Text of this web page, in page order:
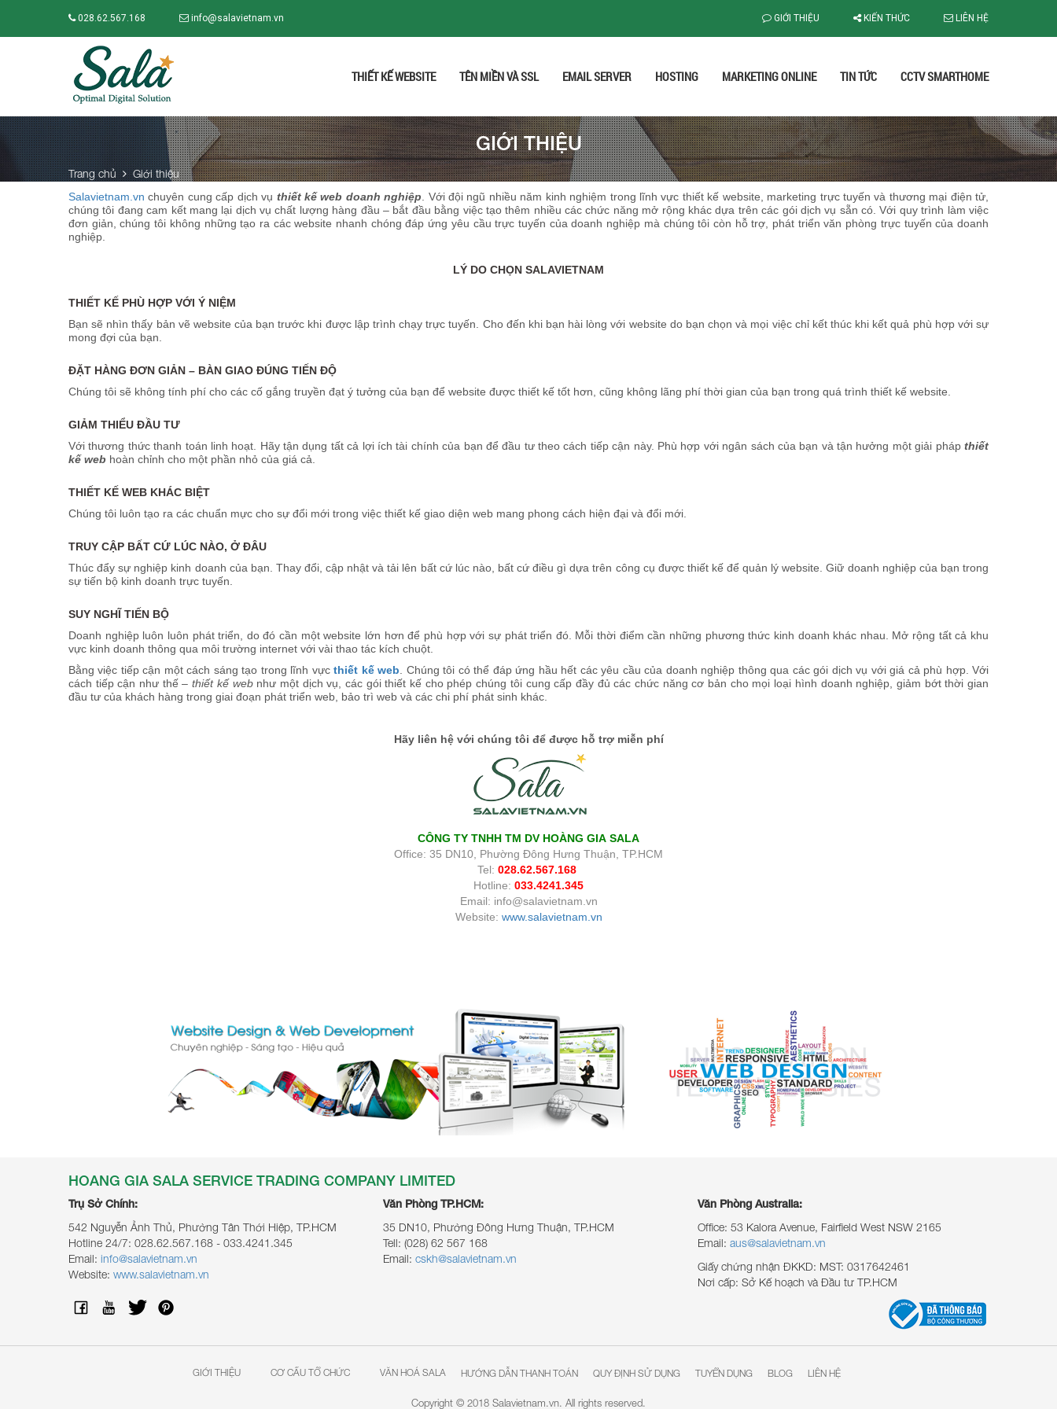
028.62.567.168 info@salavietnam.vn GIỚI THIỆU KIẾN THỨC LIÊN HỆ
THIẾT KẾ WEBSITE TÊN MIỀN VÀ SSL EMAIL SERVER HOSTING MARKETING ONLINE TIN TỨC CCTV SMARTHOME
GIỚI THIỆU
Trang chủ Giới thiệu
Salavietnam.vn chuyên cung cấp dịch vụ thiết kế web doanh nghiệp . Với đội ngũ nhiều năm kinh nghiệm trong lĩnh vực thiết kế website, marketing trực tuyến và thương mại điện tử,
chúng tôi đang cam kết mang lại dịch vụ chất lượng hàng đầu – bắt đầu bằng việc tạo thêm nhiều các chức năng mở rộng khác dựa trên các gói dịch vụ sẵn có. Với quy trình làm việc
đơn giản, chúng tôi không những tạo ra các website nhanh chóng đáp ứng yêu cầu trực tuyến của doanh nghiệp mà chúng tôi còn hỗ trợ, phát triển văn phòng trực tuyến của doanh
nghiệp.
LÝ DO CHỌN SALAVIETNAM
THIẾT KẾ PHÙ HỢP VỚI Ý NIỆM
Bạn sẽ nhìn thấy bản vẽ website của bạn trước khi được lập trình chạy trực tuyến. Cho đến khi bạn hài lòng với website do bạn chọn và mọi việc chỉ kết thúc khi kết quả phù hợp với sự
mong đợi của bạn.
ĐẶT HÀNG ĐƠN GIẢN – BÀN GIAO ĐÚNG TIẾN ĐỘ
Chúng tôi sẽ không tính phí cho các cố gắng truyền đạt ý tưởng của bạn để website được thiết kế tốt hơn, cũng không lãng phí thời gian của bạn trong quá trình thiết kế website.
GIẢM THIỂU ĐẦU TƯ
Với thương thức thanh toán linh hoạt. Hãy tận dụng tất cả lợi ích tài chính của bạn để đầu tư theo cách tiếp cận này. Phù hợp với ngân sách của bạn và tận hưởng một giải pháp thiết
kế web hoàn chỉnh cho một phần nhỏ của giá cả.
THIẾT KẾ WEB KHÁC BIỆT
Chúng tôi luôn tạo ra các chuẩn mực cho sự đổi mới trong việc thiết kế giao diện web mang phong cách hiện đại và đổi mới.
TRUY CẬP BẤT CỨ LÚC NÀO, Ở ĐÂU
Thúc đẩy sự nghiệp kinh doanh của bạn. Thay đổi, cập nhật và tải lên bất cứ lúc nào, bất cứ điều gì dựa trên công cụ được thiết kế để quản lý website. Giữ doanh nghiệp của bạn trong
sự tiến bộ kinh doanh trực tuyến.
SUY NGHĨ TIẾN BỘ
Doanh nghiệp luôn luôn phát triển, do đó cần một website lớn hơn để phù hợp với sự phát triển đó. Mỗi thời điểm cần những phương thức kinh doanh khác nhau. Mở rộng tất cả khu
vực kinh doanh thông qua môi trường internet với vài thao tác kích chuột.
Bằng việc tiếp cận một cách sáng tạo trong lĩnh vựcthiết kế web . Chúng tôi có thể đáp ứng hầu hết các yêu cầu của doanh nghiệp thông qua các gói dịch vụ với giá cả phù hợp. Với
cách tiếp cận như thế –thiết kế webnhư một dịch vụ, các gói thiết kế cho phép chúng tôi cung cấp đầy đủ các chức năng cơ bản cho mọi loại hình doanh nghiệp, giảm bớt thời gian
đầu tư của khách hàng trong giai đoạn phát triển web, bảo trì web và các chi phí phát sinh khác.
Hãy liên hệ với chúng tôi để được hỗ trợ miễn phí
CÔNG TY TNHH TM DV HOÀNG GIA SALA
Office: 35 DN10, Phường Đông Hưng Thuận, TP.HCM
Tel: 028.62.567.168
Hotline: 033.4241.345
Email: info@salavietnam.vn
Website: www.salavietnam.vn
HOANG GIA SALA SERVICE TRADING COMPANY LIMITED
Trụ Sở Chính:
542 Nguyễn Ảnh Thủ, Phường Tân Thới Hiệp, TP.HCM
Hotline 24/7: 028.62.567.168 - 033.4241.345
Email: info@salavietnam.vn
Website: www.salavietnam.vn
Văn Phòng TP.HCM:
35 DN10, Phường Đông Hưng Thuận, TP.HCM
Tell: (028) 62 567 168
Email: cskh@salavietnam.vn
Văn Phòng Australia:
Office: 53 Kalora Avenue, Fairfield West NSW 2165
Email: aus@salavietnam.vn
Giấy chứng nhận ĐKKD: MST: 0317642461
Nơi cấp: Sở Kế hoạch và Đầu tư TP.HCM
GIỚI THIỆU CƠ CẤU TỔ CHỨC VĂN HOÁ SALA HƯỚNG DẪN THANH TOÁN QUY ĐỊNH SỬ DỤNG TUYỂN DỤNG BLOG LIÊN HỆ
Copyright © 2018 Salavietnam.vn. All rights reserved.